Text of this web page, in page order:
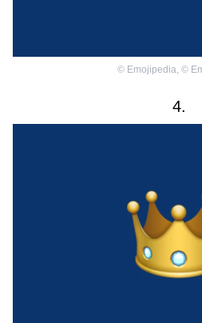
© Emojipedia, ©
4.